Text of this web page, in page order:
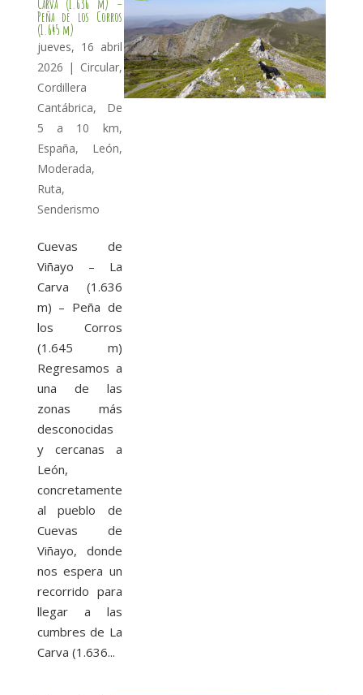
Carva (1.636 m) –
Peña de los Corros
(1.645 m)
jueves, 16 abril
2026 | Circular,
Cordillera
Cantábrica, De
5 a 10 km,
España, León,
Moderada,
Ruta,
Senderismo
Cuevas de
Viñayo – La
Carva (1.636
m) – Peña de
los Corros
(1.645 m)
Regresamos a
una de las
zonas más
desconocidas
y cercanas a
León,
concretamente
al pueblo de
Cuevas de
Viñayo, donde
nos espera un
recorrido para
llegar a las
cumbres de La
Carva (1.636...